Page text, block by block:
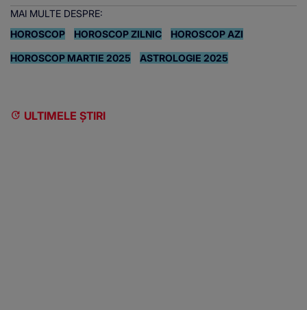
MAI MULTE DESPRE:
HOROSCOP
HOROSCOP ZILNIC HOROSCOP AZI
HOROSCOP MARTIE 2025 ASTROLOGIE 2025
ULTIMELE ȘTIRI